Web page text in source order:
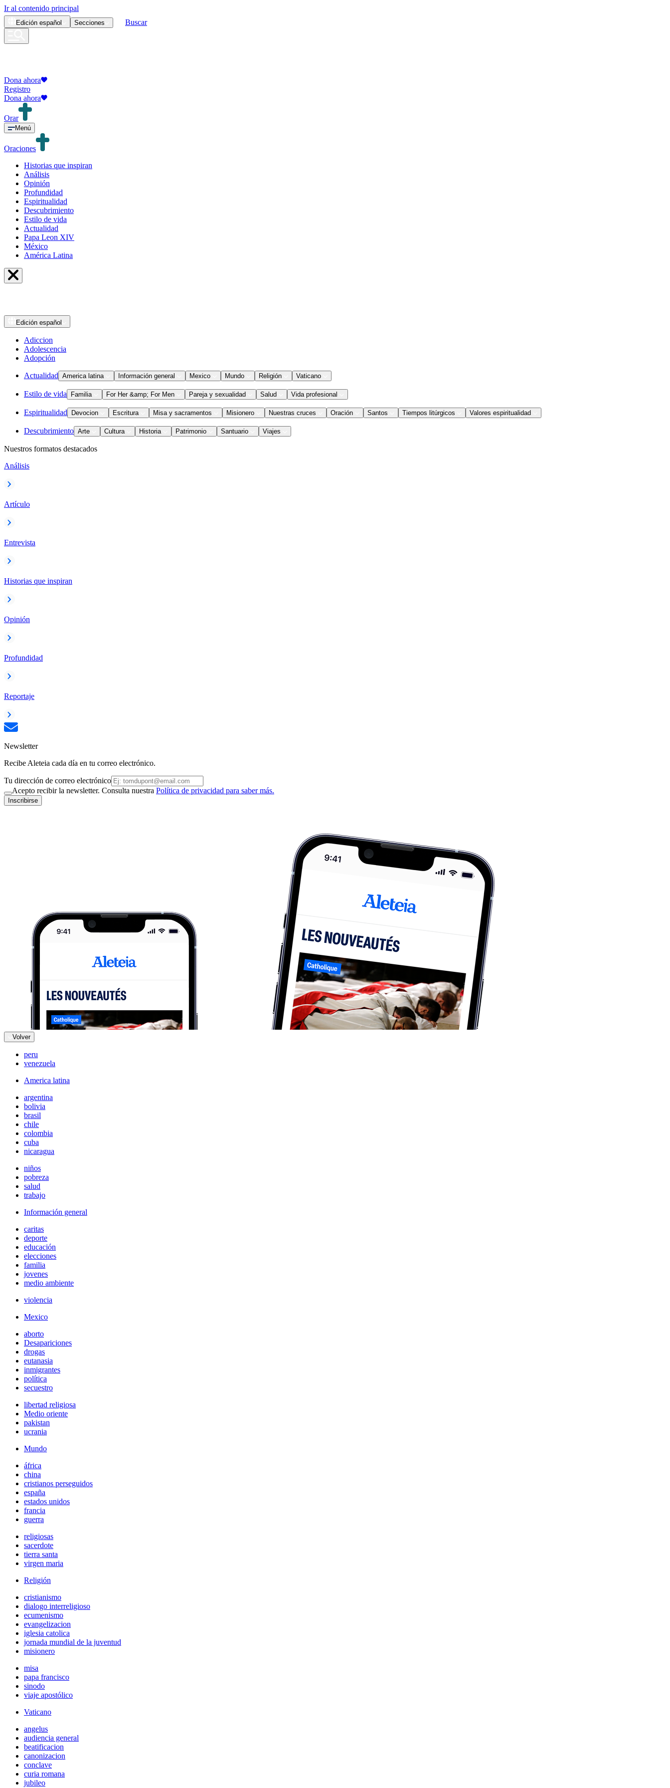
Ir al contenido principal
Edición español Secciones Buscar
Dona ahora
Registro
Dona ahora
Orar
Menú
Oraciones
Historias que inspiran
Análisis
Opinión
Profundidad
Espiritualidad
Descubrimiento
Estilo de vida
Actualidad
Papa Leon XIV
México
América Latina
Edición español
Adiccion
Adolescencia
Adopción
Actualidad America latina Información general Mexico Mundo Religión Vaticano
Estilo de vida Familia For Her &amp; For Men Pareja y sexualidad Salud Vida profesional
Espiritualidad Devocion Escritura Misa y sacramentos Misionero Nuestras cruces Oración Santos Tiempos litúrgicos Valores espiritualidad
Descubrimiento Arte Cultura Historia Patrimonio Santuario Viajes
Nuestros formatos destacados
Análisis
Artículo
Entrevista
Historias que inspiran
Opinión
Profundidad
Reportaje
Newsletter
Recibe Aleteia cada día en tu correo electrónico.
Tu dirección de correo electrónico
Acepto recibir la newsletter. Consulta nuestra Política de privacidad para saber más.
Inscribirse
Volver
peru
venezuela
America latina
argentina
bolivia
brasil
chile
colombia
cuba
nicaragua
niños
pobreza
salud
trabajo
Información general
caritas
deporte
educación
elecciones
familia
jovenes
medio ambiente
violencia
Mexico
aborto
Desapariciones
drogas
eutanasia
inmigrantes
política
secuestro
libertad religiosa
Medio oriente
pakistan
ucrania
Mundo
áfrica
china
cristianos perseguidos
españa
estados unidos
francia
guerra
religiosas
sacerdote
tierra santa
virgen maria
Religión
cristianismo
dialogo interreligioso
ecumenismo
evangelizacion
iglesia catolica
jornada mundial de la juventud
misionero
misa
papa francisco
sinodo
viaje apostólico
Vaticano
angelus
audiencia general
beatificacion
canonizacion
conclave
curia romana
jubileo